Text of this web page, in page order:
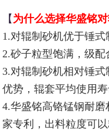
【 为什么选择华盛铭
1.对辊制砂机优于锤式
2.砂子粒型饱满，级配
3.对辊制砂机相对锤
优势，辊套平均使用
4.华盛铭高铬锰钢耐
家专利，出料粒度可